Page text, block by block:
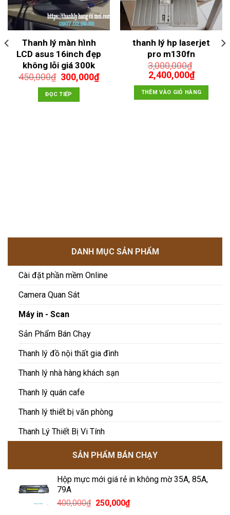
Thanh lý màn hình
LCD asus 16inch đẹp
không lỗi giá 300k
450,000₫ Giá
gốc
là:
450,000₫.
300,000₫Giá
hiện
ĐỌC TIẾP
thanh lý hp laserjet
pro m130fn
3,000,000₫
Giá
gốc
là:
3,000,000₫.
2,400,000₫Giá
hiện
tại
là:
THÊM VÀO GIỎ HÀNG
DANH MỤC SẢN PHẨM
Cài đặt phần mềm Online
Camera Quan Sát
Máy in - Scan
Sản Phẩm Bán Chạy
Thanh lý đồ nội thất gia đình
Thanh lý nhà hàng khách sạn
Thanh lý quán cafe
Thanh lý thiết bị văn phòng
Thanh Lý Thiết Bị Vi Tính
SẢN PHẨM BÁN CHẠY
Hộp mực mới giá rẻ in không mờ 35A, 85A,
79A
400,000₫ Giá
250,000₫Giá